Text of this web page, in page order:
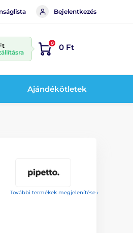
Bejelentkezés
0 0 Ft
Ajándékötletek
További termékek megjelenítése ›